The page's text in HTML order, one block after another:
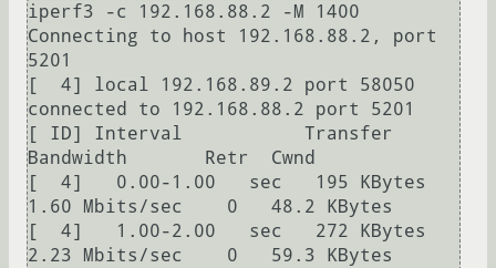
iperf3 -c 192.168.88.2 -M 1400
Connecting to host 192.168.88.2, port
5201
[  4] local 192.168.89.2 port 58050
connected to 192.168.88.2 port 5201
[ ID] Interval           Transfer
Bandwidth       Retr  Cwnd
[  4]   0.00-1.00   sec   195 KBytes
1.60 Mbits/sec    0   48.2 KBytes
[  4]   1.00-2.00   sec   272 KBytes
2.23 Mbits/sec    0   59.3 KBytes